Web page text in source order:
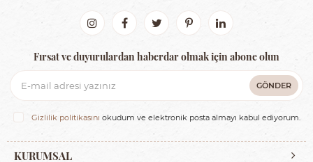
KURUMSAL
Fırsat ve duyurulardan haberdar olmak için abone olun
GÖNDER
Gizlilik politikasını okudum ve elektronik posta almayı kabul ediyorum.